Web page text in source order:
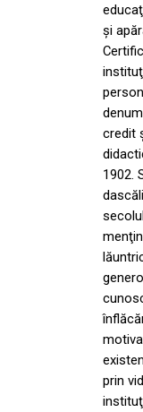
şi
credit
1902.
prin